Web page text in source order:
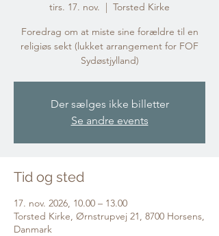
tirs. 17. nov.
  |
Torsted Kirke
Foredrag om at miste sine forældre til en
religiøs sekt (lukket arrangement for FOF
Sydøstjylland)
Der sælges ikke billetter
Se andre events
Tid og sted
17. nov. 2026, 10.00 – 13.00
Torsted Kirke, Ørnstrupvej 21, 8700 Horsens,
Danmark